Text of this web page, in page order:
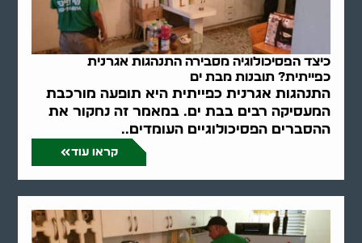
כיצד הפסיכולוגיה מסבירה התנהגות אגרנית
כפייתית? תובנות מבת ים
התנהגות אגרנית כפייתית היא תופעה מורכבת
המעסיקה רבים בבת ים. במאמר זה נחקור את
ההסברים הפסיכולוגיים העומדים..
קראו עוד